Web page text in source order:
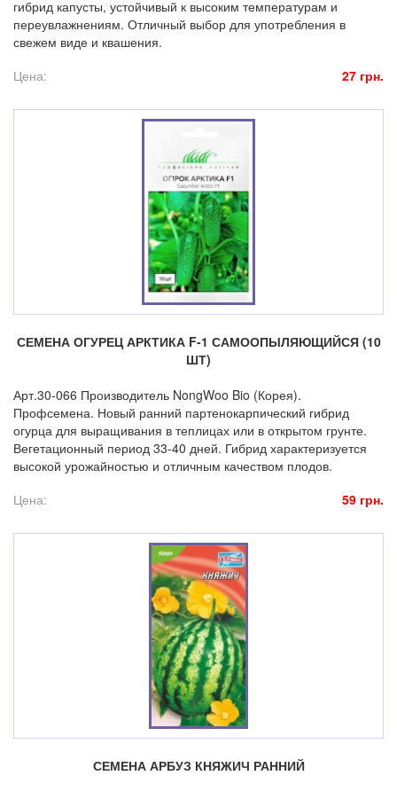
гибрид капусты, устойчивый к высоким температурам и
переувлажнениям. Отличный выбор для употребления в
свежем виде и квашения.
Цена:
27 грн.
СЕМЕНА ОГУРЕЦ АРКТИКА F-1 САМООПЫЛЯЮЩИЙСЯ (10
ШТ)
Арт.30-066 Производитель NongWoo Bio (Корея).
Профсемена. Новый ранний партенокарпический гибрид
огурца для выращивания в теплицах или в открытом грунте.
Вегетационный период 33-40 дней. Гибрид характеризуется
высокой урожайностью и отличным качеством плодов.
Цена:
59 грн.
СЕМЕНА АРБУЗ КНЯЖИЧ РАННИЙ